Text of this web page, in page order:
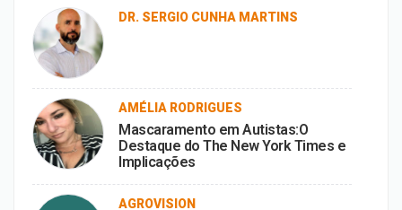
DR. SERGIO CUNHA MARTINS
AMÉLIA RODRIGUES
Mascaramento em Autistas:O
Destaque do The New York Times e
Implicações
AGROVISION